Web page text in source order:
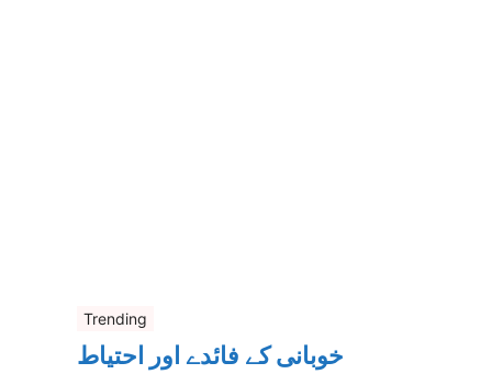
Trending
خوبانی کے فائدے اور احتیاط